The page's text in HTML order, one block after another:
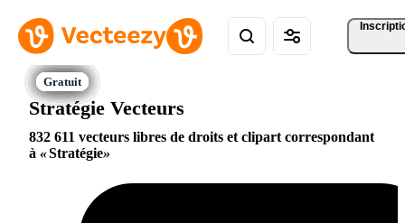
Stratégie Vecteurs
832 611 vecteurs libres de droits et clipart correspondant
à
Stratégie